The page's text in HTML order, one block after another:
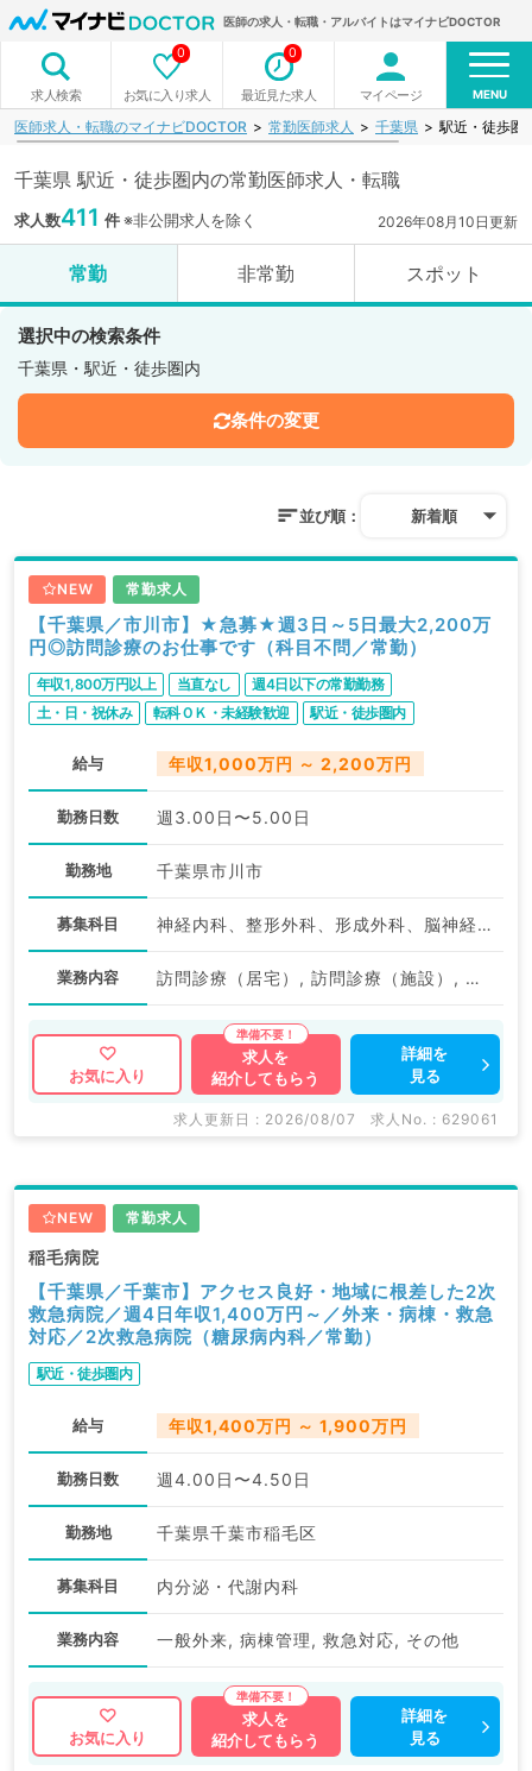
医師の求人・転職・アルバイトはマイナビDOCTOR
求人検索 お気に入り求人
0
最近見た求人
0
マイページ MENU
医師求人・転職のマイナビDOCTOR 常勤医師求人 千葉県 駅近・徒歩圏
千葉県 駅近・徒歩圏内の常勤医師求人・転職
求人数411 件※非公開求人を除く 2026年08月10日更新
常勤 非常勤 スポット
選択中の検索条件
千葉県・駅近・徒歩圏内
条件の変更
並び順： 新着順
NEW 常勤求人
【千葉県／市川市】★急募★週3日～5日最大2,200万
円◎訪問診療のお仕事です（科目不問／常勤）
年収1,800万円以上 当直なし
週4日以下の常勤勤務
土・日・祝休み
転科ＯＫ・未経験歓迎 駅近・徒歩圏内
給与 年収1,000万円 ～ 2,200万円
勤務日数 週3.00日〜5.00日
勤務地 千葉県市川市
募集科目 神経内科、整形外科、形成外科、脳神経外科、呼吸器外科、心臓血管外科、泌尿器科、一般内科、循環器内科、呼吸器内科、消化器内科、内分泌・代謝内科、腎臓内科、老年内科、血液内科、外科系全般、一般外科、消化器外科、乳腺外科、膠原病科、大腸・肛門外科
業務内容 訪問診療（居宅）, 訪問診療（施設）, その他, その他
お気に入り
求人を
紹介してもらう
詳細を
見る
求人更新日 : 2026/08/07 求人No. : 629061
NEW 常勤求人
稲毛病院
【千葉県／千葉市】アクセス良好・地域に根差した2次
救急病院／週4日年収1,400万円～／外来・病棟・救急
対応／2次救急病院（糖尿病内科／常勤）
駅近・徒歩圏内
給与 年収1,400万円 ～ 1,900万円
勤務日数 週4.00日〜4.50日
勤務地 千葉県千葉市稲毛区
募集科目 内分泌・代謝内科
業務内容 一般外来, 病棟管理, 救急対応, その他
お気に入り
求人を
紹介してもらう
詳細を
見る